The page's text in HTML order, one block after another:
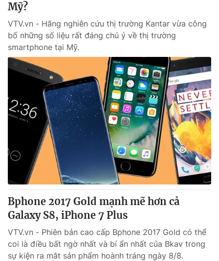
Mỹ?
VTV.vn - Hãng nghiên cứu thị trường Kantar vừa công
bố những số liệu rất đáng chú ý về thị trường
smartphone tại Mỹ.
Bphone 2017 Gold mạnh mẽ hơn cả
Galaxy S8, iPhone 7 Plus
VTV.vn - Phiên bản cao cấp Bphone 2017 Gold có thể
coi là điều bất ngờ nhất và bí ẩn nhất của Bkav trong
sự kiện ra mắt sản phẩm hoành tráng ngày 8/8.